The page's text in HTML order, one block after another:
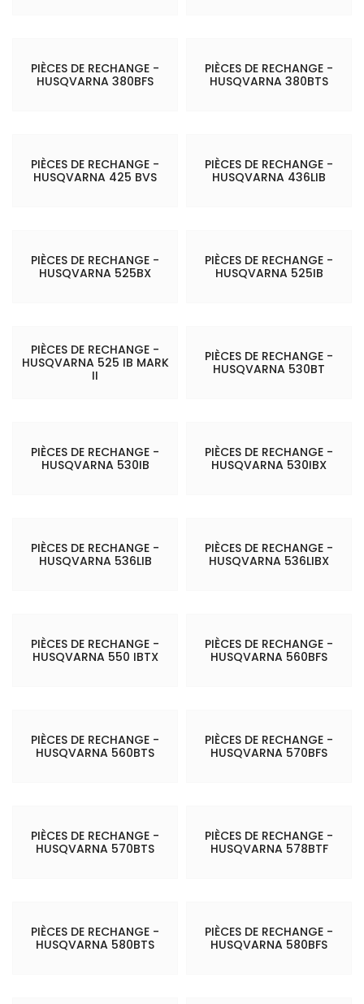
PIÈCES DE RECHANGE -
HUSQVARNA 380BFS
PIÈCES DE RECHANGE -
HUSQVARNA 380BTS
PIÈCES DE RECHANGE -
HUSQVARNA 425 BVS
PIÈCES DE RECHANGE -
HUSQVARNA 436LIB
PIÈCES DE RECHANGE -
HUSQVARNA 525BX
PIÈCES DE RECHANGE -
HUSQVARNA 525IB
PIÈCES DE RECHANGE -
HUSQVARNA 525 IB MARK
II
PIÈCES DE RECHANGE -
HUSQVARNA 530BT
PIÈCES DE RECHANGE -
HUSQVARNA 530IB
PIÈCES DE RECHANGE -
HUSQVARNA 530IBX
PIÈCES DE RECHANGE -
HUSQVARNA 536LIB
PIÈCES DE RECHANGE -
HUSQVARNA 536LIBX
PIÈCES DE RECHANGE -
HUSQVARNA 550 IBTX
PIÈCES DE RECHANGE -
HUSQVARNA 560BFS
PIÈCES DE RECHANGE -
HUSQVARNA 560BTS
PIÈCES DE RECHANGE -
HUSQVARNA 570BFS
PIÈCES DE RECHANGE -
HUSQVARNA 570BTS
PIÈCES DE RECHANGE -
HUSQVARNA 578BTF
PIÈCES DE RECHANGE -
HUSQVARNA 580BTS
PIÈCES DE RECHANGE -
HUSQVARNA 580BFS